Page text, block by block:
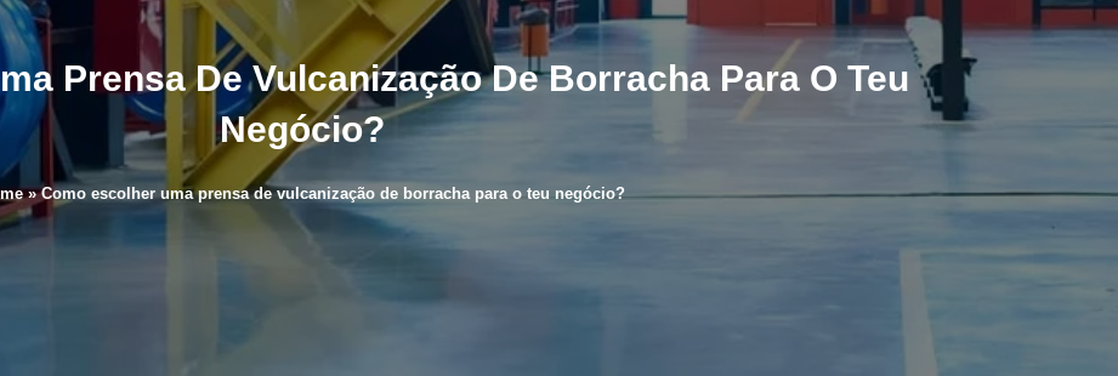
Prensa De Vulcanização De Borracha Para O Teu
Negócio?
»Como escolher uma prensa de vulcanização de borracha para o teu negócio?